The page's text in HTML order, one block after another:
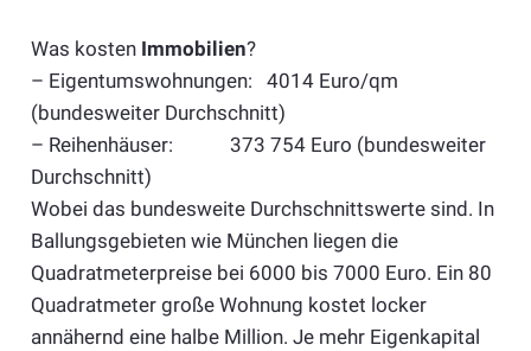
Was kosten Immobilien?
– Eigentumswohnungen: 4014 Euro/qm
(bundesweiter Durchschnitt)
– Reihenhäuser: 373 754 Euro (bundesweiter
Durchschnitt)
Wobei das bundesweite Durchschnittswerte sind. In
Ballungsgebieten wie München liegen die
Quadratmeterpreise bei 6000 bis 7000 Euro. Ein 80
Quadratmeter große Wohnung kostet locker
annähernd eine halbe Million. Je mehr Eigenkapital